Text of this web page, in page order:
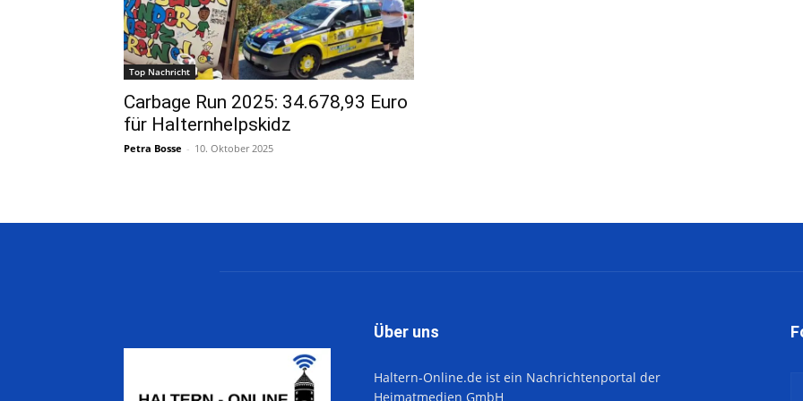
Top Nachricht
Carbage Run 2025: 34.678,93 Euro
für Halternhelpskidz
Petra Bosse - 10. Oktober 2025
Über uns
Haltern-Online.de ist ein Nachrichtenportal der
Heimatmedien GmbH